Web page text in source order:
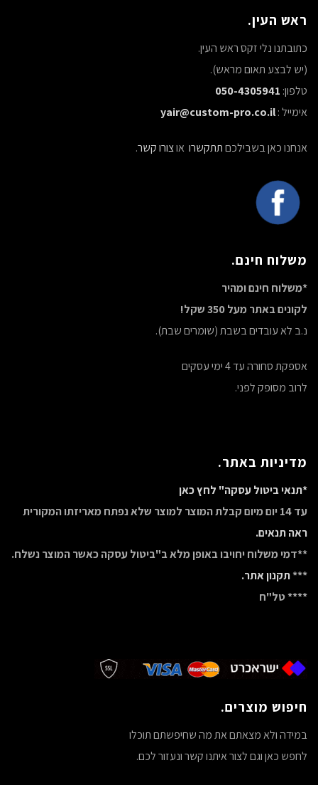
ראש העין.
כתובתנו נלי זקס ראש העין.
(יש לבצע תאום מראש).
טלפון: 050-4305941
אימייל :yair@custom-pro.co.il
אנחנו כאן בשבילכםתתקשרו אוצורו קשר.
משלוח חינם.
*משלוח חינם ומהיר
לקונים באתר מעל 350 שקל!
נ.ב לא עובדים בשבת (שומרים שבת).
אספקת סחורה עד 4 ימי עסקים
לרוב מסופק לפני.
מדיניות באתר.
*תנאי ביטול עסקה" לחץ כאן
עד 14 יום מיום קבלת המוצר למוצר שלא נפתח מאריזתו המקורית
ראה תנאים.
**דמי משלוח יחויבו באופן מלא ב"ביטול עסקה כאשר המוצר נשלח.
***תקנון אתר.
**** טל"ח
חיפוש מוצרים.
במידה ולא מצאתם את מה שחיפשתם תוכלו
לחפש כאן וגם לצור איתנו קשר ונעזור לכם.